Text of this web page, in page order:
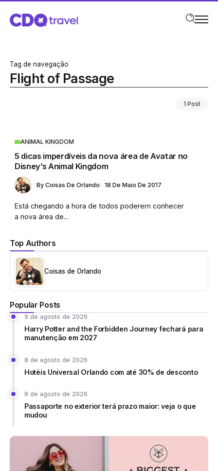
Tag de navegação
Flight of Passage
1 Post
Top Authors
Coisas de Orlando
Popular Posts
9 de agosto de 2026
Harry Potter and the Forbidden Journey fechará para
manutenção em 2027
8 de agosto de 2026
Hotéis Universal Orlando com até 30% de desconto
8 de agosto de 2026
Passaporte no exterior terá prazo maior: veja o que
mudou
ANIMAL KINGDOM
5 dicas imperdíveis da nova área de Avatar no
Disney’s Animal Kingdom
By Coisas De Orlando 18 De Maio De 2017
Está chegando a hora de todos poderem conhecer
a nova área de...